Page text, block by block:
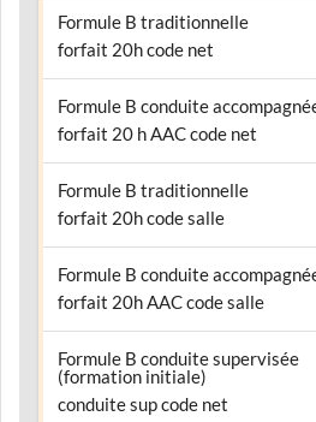
Formule B traditionnelle
forfait 20h code net
Formule B conduite
forfait 20 h AAC code net
Formule B traditionnelle
forfait 20h code salle
Formule B conduite
forfait 20h AAC code salle
Formule B conduite supervisée
(formation initiale)
conduite sup code net